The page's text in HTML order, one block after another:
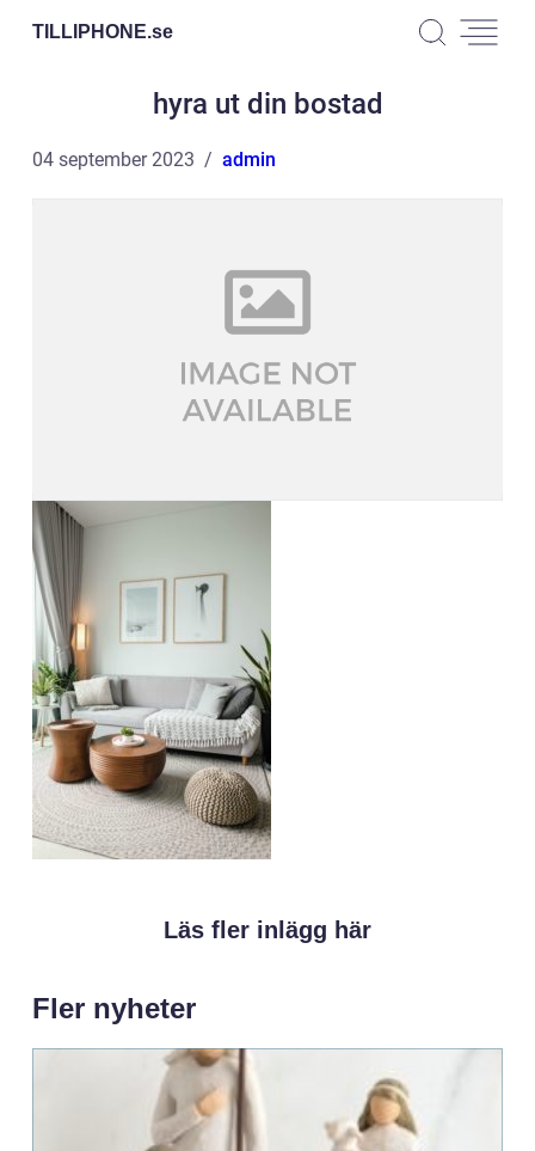
TILLIPHONE.se
hyra ut din bostad
04 september 2023 admin
Läs fler inlägg här
Fler nyheter